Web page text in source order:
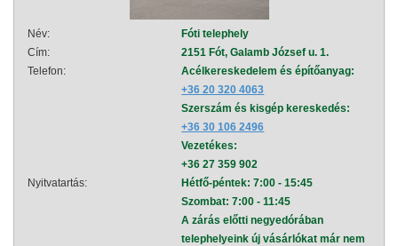
Név:
Fóti telephely
Cím:
2151 Fót, Galamb József u. 1.
Telefon:
Acélkereskedelem és építőanyag:
+36 20 320 4063
Szerszám és kisgép kereskedés:
+36 30 106 2496
Vezetékes:
+36 27 359 902
Nyitvatartás:
Hétfő-péntek: 7:00 - 15:45
Szombat: 7:00 - 11:45
A zárás előtti negyedórában
telephelyeink új vásárlókat már nem